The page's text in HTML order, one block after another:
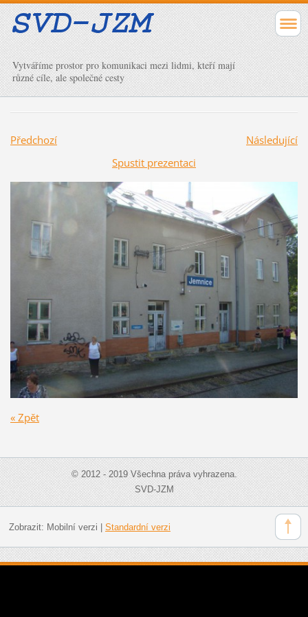
Vytváříme prostor pro komunikaci mezi lidmi, kteří mají
různé cíle, ale společné cesty
Předchozí
Následující
Spustit prezentaci
« Zpět
© 2012 - 2019 Všechna práva vyhrazena.
SVD-JZM
Zobrazit: Mobilní verzi Standardní verzi